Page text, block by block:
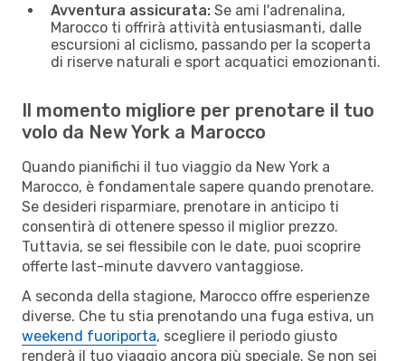
Avventura assicurata: Se ami l'adrenalina,
Marocco ti offrirà attività entusiasmanti, dalle
escursioni al ciclismo, passando per la scoperta
di riserve naturali e sport acquatici emozionanti.
Il momento migliore per prenotare il tuo
volo da New York a Marocco
Quando pianifichi il tuo viaggio da New York a
Marocco, è fondamentale sapere quando prenotare.
Se desideri risparmiare, prenotare in anticipo ti
consentirà di ottenere spesso il miglior prezzo.
Tuttavia, se sei flessibile con le date, puoi scoprire
offerte last-minute davvero vantaggiose.
A seconda della stagione, Marocco offre esperienze
diverse. Che tu stia prenotando una fuga estiva, un
weekend fuoriporta, scegliere il periodo giusto
renderà il tuo viaggio ancora più speciale. Se non sei